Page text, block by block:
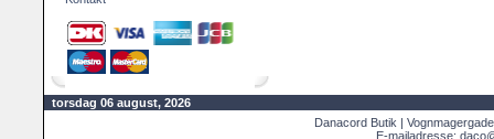
torsdag 06 august, 2026
Danacord Butik |
E-mailadresse: